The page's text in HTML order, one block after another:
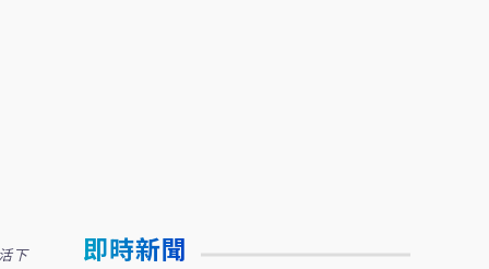
下
即時新聞